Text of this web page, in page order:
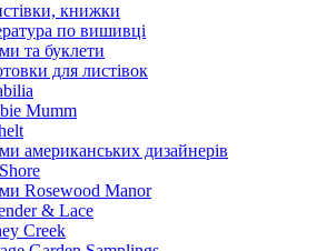
книжки
по вишивці
та буклети
для листівок
Mumm
американських дизайнерів
Rosewood Manor
& Lace
Creek